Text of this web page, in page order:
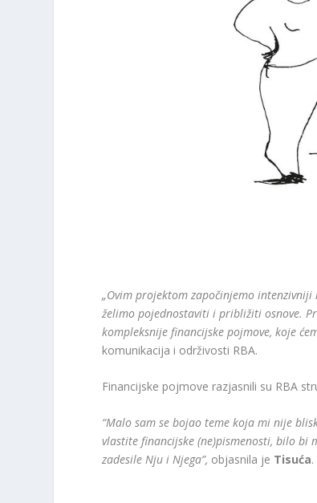
„Ovim projektom započinjemo
želimo pojednostaviti i približiti osnove.
kompleksnije financijske pojmove, koje
komunikacija i održivosti RBA.
Financijske pojmove razjasnili su RBA
“Malo sam se bojao teme koja mi nije
vlastite financijske (ne)pismenosti, bilo bi
zadesile Nju i Njega”, objasnila je Tisuća.